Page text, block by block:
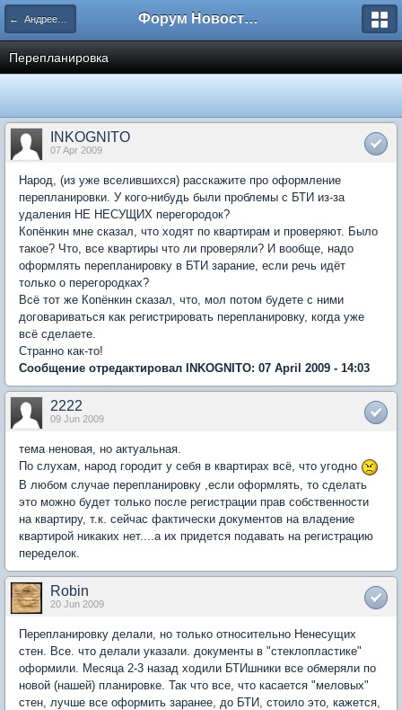
← Андреевка Форум Новостройки
Перепланировка
INKOGNITO
07 Apr 2009
Народ, (из уже вселившихся) расскажите про оформление
перепланировки. У кого-нибудь были проблемы с БТИ из-за
удаления НЕ НЕСУЩИХ перегородок?
Копёнкин мне сказал, что ходят по квартирам и проверяют. Было
такое? Что, все квартиры что ли проверяли? И вообще, надо
оформлять перепланировку в БТИ зарание, если речь идёт
только о перегородках?
Всё тот же Копёнкин сказал, что, мол потом будете с ними
договариваться как регистрировать перепланировку, когда уже
всё сделаете.
Странно как-то!
Сообщение отредактировал INKOGNITO: 07 April 2009 - 14:03
2222
09 Jun 2009
тема неновая, но актуальная.
По слухам, народ городит у себя в квартирах всё, что угодно
В любом случае перепланировку ,если оформлять, то сделать
это можно будет только после регистрации прав собственности
на квартиру, т.к. сейчас фактически документов на владение
квартирой никаких нет....а их придется подавать на регистрацию
переделок.
Robin
20 Jun 2009
Перепланировку делали, но только относительно Ненесущих
стен. Все. что делали указали. документы в "стеклопластике"
оформили. Месяца 2-3 назад ходили БТИшники все обмеряли по
новой (нашей) планировке. Так что все, что касается "меловых"
стен, лучше все оформить заранее, до БТИ, стоило это, кажется,